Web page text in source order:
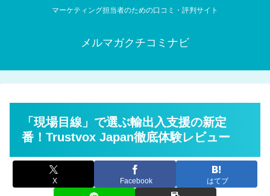
マーケティング担当者のための口コミ・評判サイト
メルマガクチコミナビ
「現場目線」で選ぶ輸出入支援の新定
番！Trustvox Japan徹底体験レビュー
X Facebook はてブ